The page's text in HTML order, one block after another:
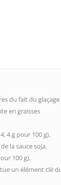
du fait du glaçage
en graisses
4 g pour 100 g),
la sauce soja.
100 g),
un élément clé